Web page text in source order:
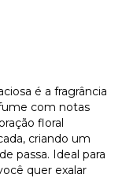
é a fragrância
com notas
floral
criando um
passa. Ideal para
quer exalar